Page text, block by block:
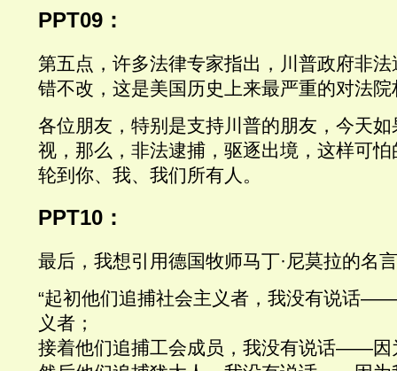
PPT09 ：
第五点，许多法律专家指出，川普政府非
错不改，这是美国历史上来最严重的对法
各位朋友，特别是支持川普的朋友，今天
视，那么，非法逮捕，驱逐出境，这样可
轮到你、我、我们所有人。
PPT10 ：
最后，我想引用德国牧师马丁·尼莫拉的名
“起初他们追捕社会主义者，我没有说话——
义者；
接着他们追捕工会成员，我没有说话——